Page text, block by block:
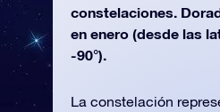
constelaciones.
en enero (desde las
-90°).
La constelación